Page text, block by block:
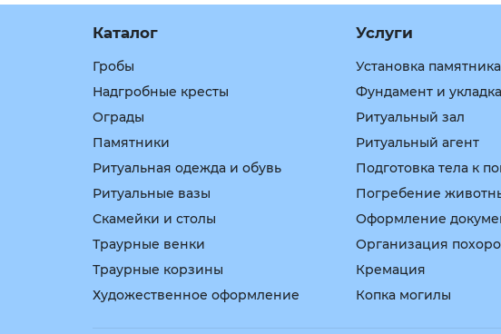
Каталог
Гробы
Надгробные кресты
Ограды
Памятники
Ритуальная одежда и обувь
Ритуальные вазы
Скамейки и столы
Траурные венки
Траурные корзины
Художественное оформление
Услуги
Установка памятника
Фундамент и
Ритуальный зал
Ритуальный агент
Подготовка тела к
Погребение
Оформление
Организация
Кремация
Копка могилы